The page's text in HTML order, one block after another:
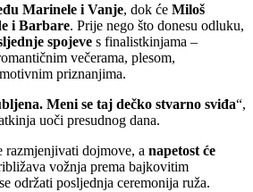
Marinele i Vanje, dok će Miloš
i Barbare. Prije nego što donesu odluku,
spojeve s finalistkinjama –
večerama, plesom,
priznanjima.
Meni se taj dečko stvarno sviđa“,
uoči presudnog dana.
razmjenjivati dojmove, a napetost će
vožnja prema bajkovitim
održati posljednja ceremonija ruža.